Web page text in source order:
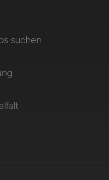
suchen